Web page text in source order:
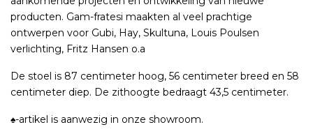
producten. Gam-fratesi maakten al veel prachtige
ontwerpen voor Gubi, Hay, Skultuna, Louis Poulsen
verlichting, Fritz Hansen o.a
De stoel is 87 centimeter hoog, 56 centimeter breed en 58
centimeter diep. De zithoogte bedraagt 43,5 centimeter.
♠-artikel is aanwezig in onze showroom.